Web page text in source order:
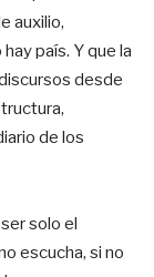
auxilio,
país. Y que la
desde
de los
solo el
escucha, si no